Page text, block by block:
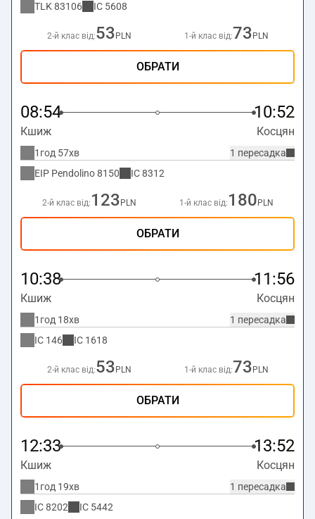
TLK 83106 IC 5608
2-й клас від:53 PLN 1-й клас від:73 PLN
ОБРАТИ
08:54 10:52
Кшиж Косцян
1 пересадка
1год 57хв
EIP Pendolino8150 IC8312
2-й клас від: 123 PLN 1-й клас від: 180 PLN
ОБРАТИ
10:38 11:56
Кшиж Косцян
1 пересадка
1год 18хв
IC 146 IC 1618
2-й клас від:53 PLN 1-й клас від:73 PLN
ОБРАТИ
12:33 13:52
Кшиж Косцян
1 пересадка
1год 19хв
IC8202 IC 5442